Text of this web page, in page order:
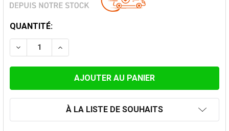
STOCK
ACTUEL:
QUANTITÉ:
DIMINUER LA QUANTITÉ DE JOINT SILICONE Ø 100 MM
AUGMENTER LA QUANTITÉ DE JOINT
À LA LISTE DE SOUHAITS